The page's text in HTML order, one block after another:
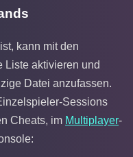
kann mit den
Liste aktivieren und
Datei anzufassen.
Sessions
Cheats, im Multiplayer-